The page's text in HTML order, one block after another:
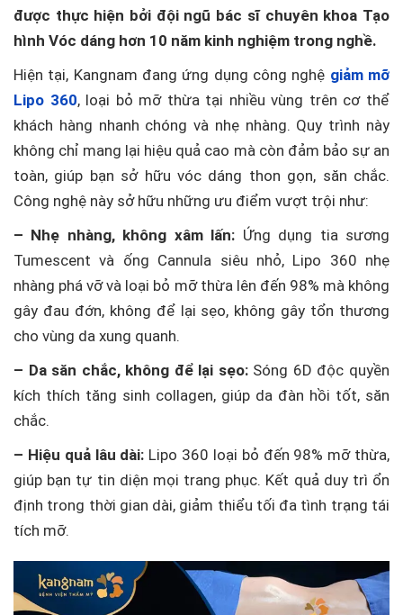
được thực hiện bởi đội ngũ bác sĩ chuyên khoa Tạo
hình Vóc dáng hơn 10 năm kinh nghiệm trong nghề.
Hiện tại, Kangnam đang ứng dụng công nghệ giảm mỡ
Lipo 360, loại bỏ mỡ thừa tại nhiều vùng trên cơ thể
khách hàng nhanh chóng và nhẹ nhàng. Quy trình này
không chỉ mang lại hiệu quả cao mà còn đảm bảo sự an
toàn, giúp bạn sở hữu vóc dáng thon gọn, săn chắc.
Công nghệ này sở hữu những ưu điểm vượt trội như:
– Nhẹ nhàng, không xâm lấn: Ứng dụng tia sương
Tumescent và ống Cannula siêu nhỏ, Lipo 360 nhẹ
nhàng phá vỡ và loại bỏ mỡ thừa lên đến 98% mà không
gây đau đớn, không để lại sẹo, không gây tổn thương
cho vùng da xung quanh.
– Da săn chắc, không để lại sẹo:Sóng 6D độc quyền
kích thích tăng sinh collagen, giúp da đàn hồi tốt, săn
chắc.
– Hiệu quả lâu dài: Lipo 360 loại bỏ đến 98% mỡ thừa,
giúp bạn tự tin diện mọi trang phục. Kết quả duy trì ổn
định trong thời gian dài, giảm thiểu tối đa tình trạng tái
tích mỡ.